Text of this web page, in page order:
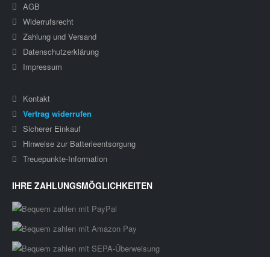
AGB
Widerrufsrecht
Zahlung und Versand
Datenschutzerklärung
Impressum
Kontakt
Vertrag widerrufen
Sicherer Einkauf
Hinweise zur Batterieentsorgung
Treuepunkte-Information
IHRE ZAHLUNGSMÖGLICHKEITEN